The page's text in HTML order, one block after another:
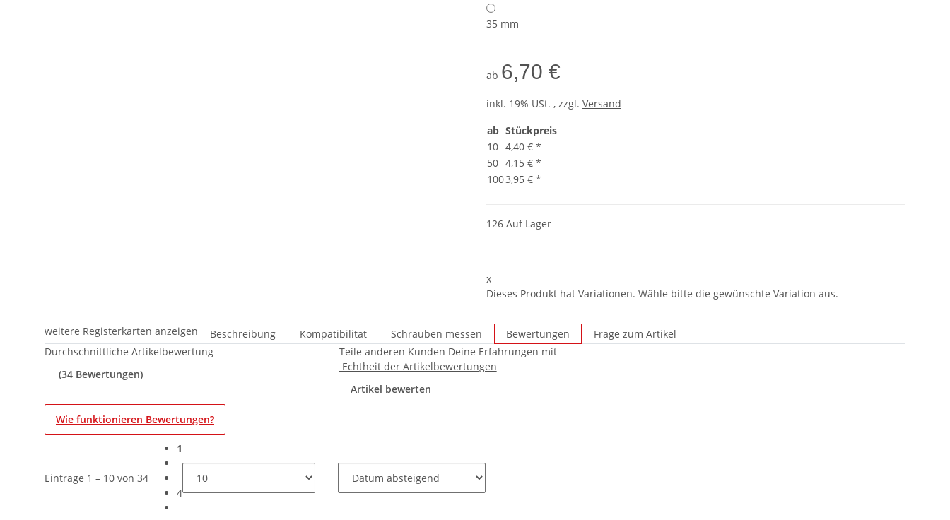
35 mm
ab 6,70 €
inkl. 19% USt. , zzgl. Versand
ab Stückpreis
10 4,40 € *
50 4,15 € *
1003,95 € *
126 Auf Lager
x
Dieses Produkt hat Variationen. Wähle bitte die gewünschte Variation aus.
weitere Registerkarten anzeigen Beschreibung Kompatibilität Schrauben messen Bewertungen
Frage zum Artikel
Durchschnittliche Artikelbewertung
(34 Bewertungen)
Teile anderen Kunden Deine Erfahrungen mit
Echtheit der Artikelbewertungen
Artikel bewerten
Wie funktionieren Bewertungen?
Einträge 1 – 10 von 34
1
4